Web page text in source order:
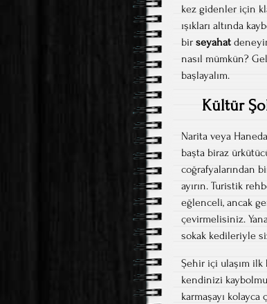
kez gidenler için
ışıkları altında
bir seyahat
nasıl mümkün?
başlayalım.
Kültür
Narita veya
başta biraz
coğrafyalarından
ayırın. Turistik
eğlenceli, ancak
çevirmelisiniz.
sokak kedileriyle
Şehir içi ulaşım ilk
kendinizi
karmaşayı